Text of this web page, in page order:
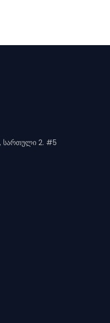
სართული 2. #5